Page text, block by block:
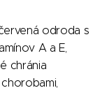
odroda s
A a E,
chránia